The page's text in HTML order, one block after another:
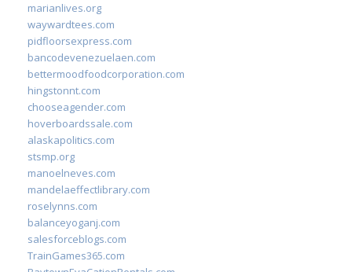
marianlives.org
waywardtees.com
pidfloorsexpress.com
bancodevenezuelaen.com
bettermoodfoodcorporation.com
hingstonnt.com
chooseagender.com
hoverboardssale.com
alaskapolitics.com
stsmp.org
manoelneves.com
mandelaeffectlibrary.com
roselynns.com
balanceyoganj.com
salesforceblogs.com
TrainGames365.com